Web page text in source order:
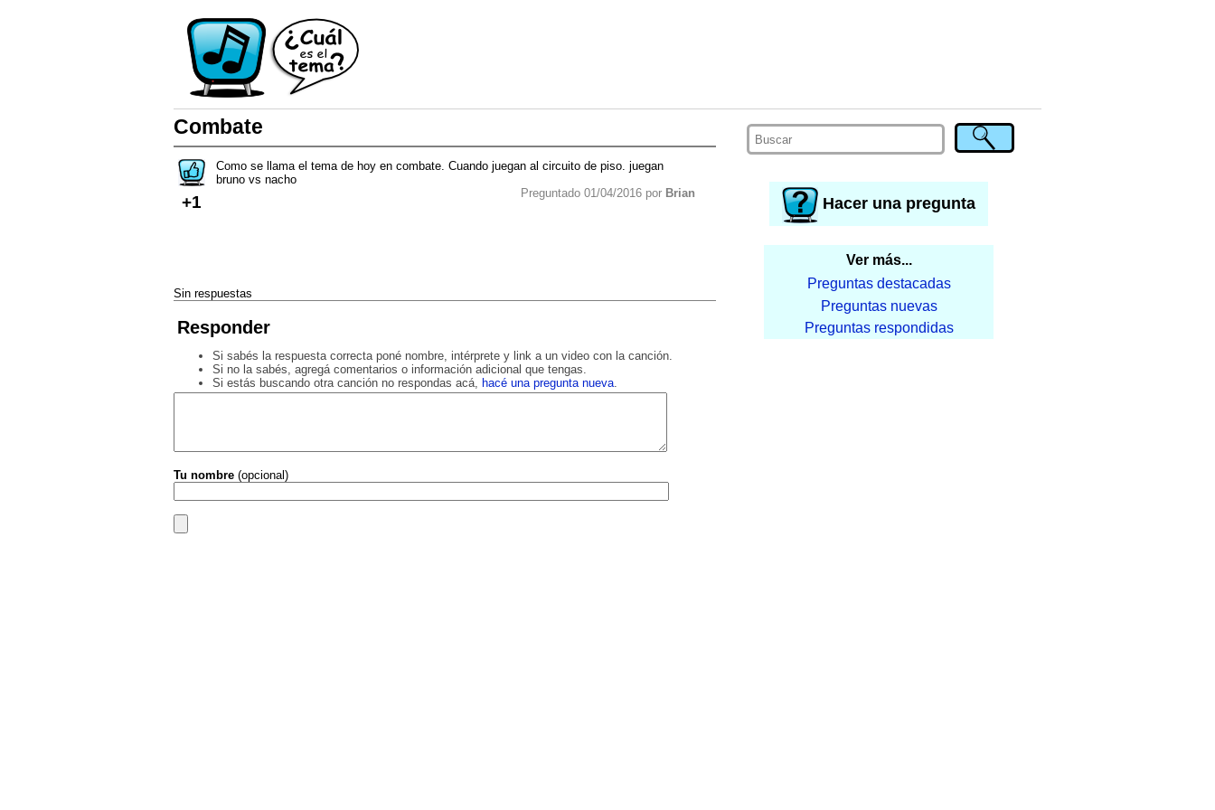
Hacer una pregunta
Ver más...
Preguntas destacadas
Preguntas nuevas
Preguntas respondidas
Combate
+1
Como se llama el tema de hoy en combate. Cuando juegan al circuito de piso. juegan
bruno vs nacho
Preguntado 01/04/2016 por Brian
Sin respuestas
Responder
Si sabés la respuesta correcta poné nombre, intérprete y link a un video con la canción.
Si no la sabés, agregá comentarios o información adicional que tengas.
Si estás buscando otra canción no respondas acá, hacé una pregunta nueva.
Tu nombre (opcional)